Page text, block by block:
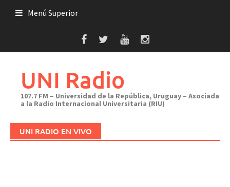
Menú Superior
UNI Radio
107.7 FM – Universidad de la República, Uruguay – Asociada
a la Radio Internacional Universitaria (RIU)
UNI RADIO EN VIVO